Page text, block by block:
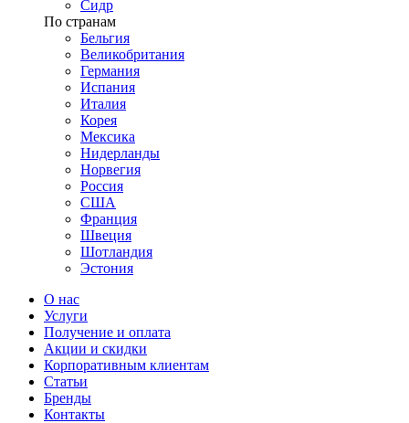
Сидр
По странам
Бельгия
Великобритания
Германия
Испания
Италия
Корея
Мексика
Нидерланды
Норвегия
Россия
США
Франция
Швеция
Шотландия
Эстония
О нас
Услуги
Получение и оплата
Акции и скидки
Корпоративным клиентам
Статьи
Бренды
Контакты